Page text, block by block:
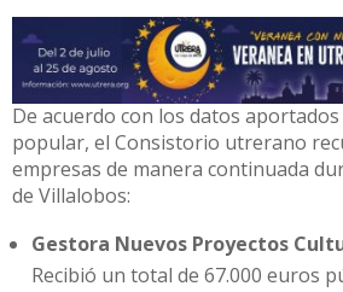
De acuerdo con los datos
popular, el Consistorio utrerano
empresas de manera continuada
de Villalobos:
Gestora Nuevos Proyectos
Recibió un total de 67.000 euros